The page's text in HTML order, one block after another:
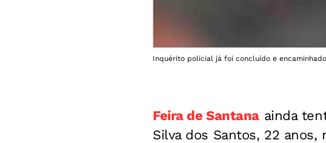
Inquérito policial já foi concluído e
Feira de Santanaainda
Silva dos Santos, 22